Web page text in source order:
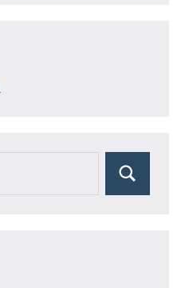
Suchen